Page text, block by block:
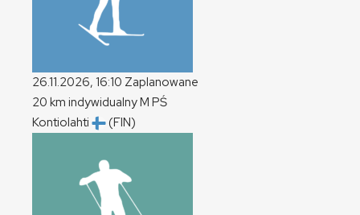
26.11.2026, 16:10 Zaplanowane
20 km indywidualnyM PŚ
Kontiolahti
(FIN)